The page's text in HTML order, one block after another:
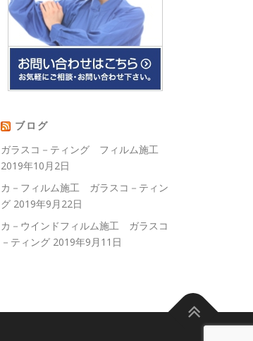
ブログ
ガラスコ－ティング フィルム施工
2019年10月2日
カ－フィルム施工 ガラスコ－ティン
グ 2019年9月22日
カ－ウインドフィルム施工 ガラスコ
－ティング 2019年9月11日